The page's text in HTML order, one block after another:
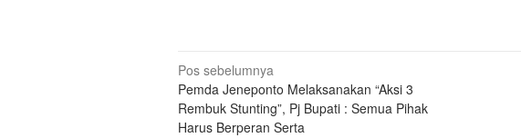
Navigasi
pos
Pos sebelumnya
Pemda Jeneponto Melaksanakan “Aksi 3
Rembuk Stunting”, Pj Bupati : Semua Pihak
Harus Berperan Serta